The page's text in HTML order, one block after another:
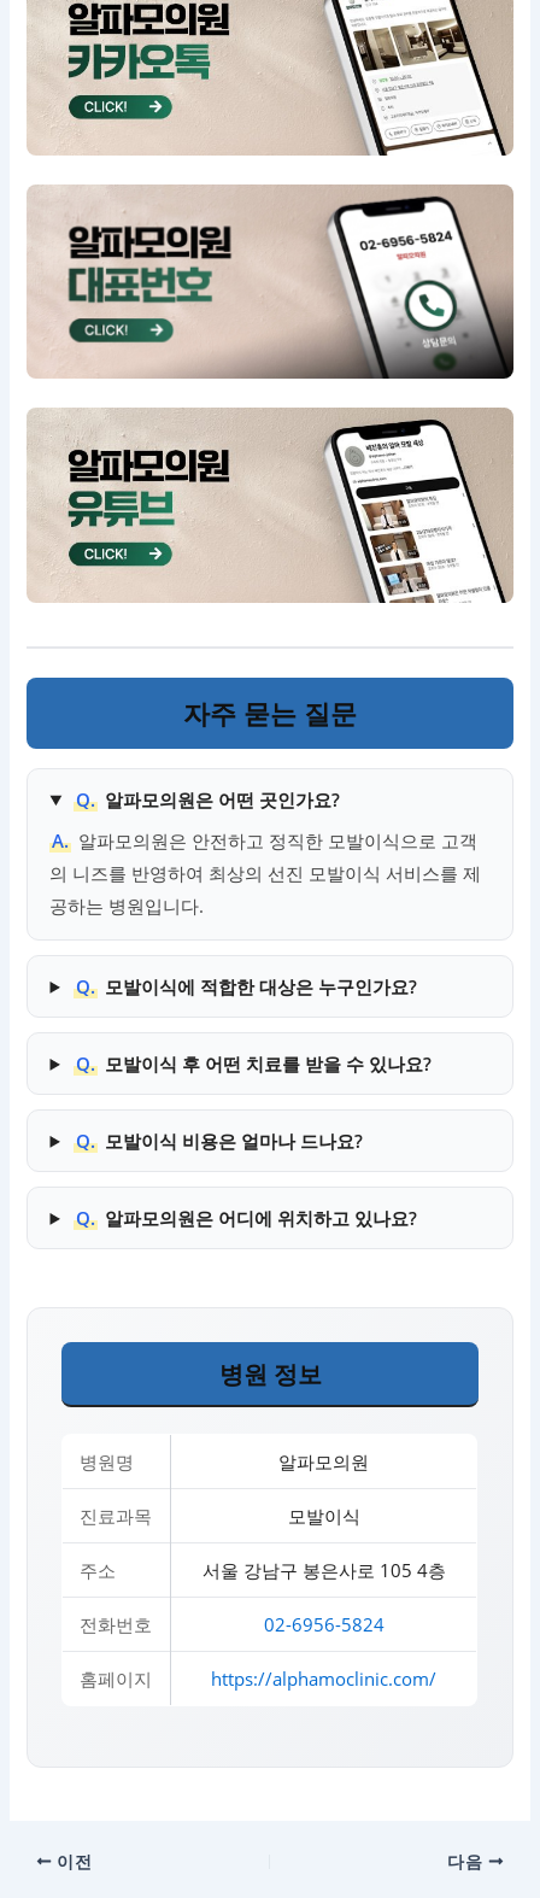
자주 묻는 질문
Q. 알파모의원은 어떤 곳인가요?
A. 알파모의원은 안전하고 정직한 모발이식으로 고객
의 니즈를 반영하여 최상의 선진 모발이식 서비스를 제
공하는 병원입니다.
Q. 모발이식에 적합한 대상은 누구인가요?
Q. 모발이식 후 어떤 치료를 받을 수 있나요?
Q. 모발이식 비용은 얼마나 드나요?
Q. 알파모의원은 어디에 위치하고 있나요?
병원 정보
병원명 알파모의원
진료과목 모발이식
주소 서울 강남구 봉은사로 105 4층
전화번호 02-6956-5824
홈페이지 https://alphamoclinic.com/
이전 다음